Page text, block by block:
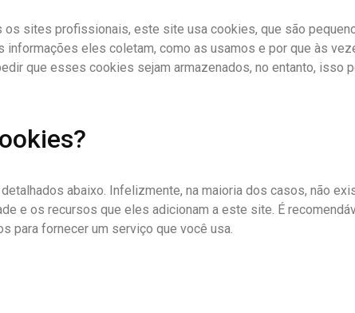
sites profissionais, este site usa cookies, que são
informações eles coletam, como as usamos e por que às
que esses cookies sejam armazenados, no entanto, isso
abaixo. Infelizmente, na maioria dos casos, não
e os recursos que eles adicionam a este site. É
​​para fornecer um serviço que você usa.